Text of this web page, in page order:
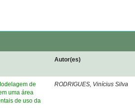
Autor(es)
de
uma área
de uso da
RODRIGUES, Vinícius Silva